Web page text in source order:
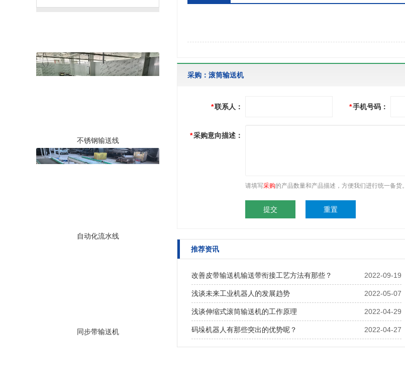
不锈钢输送线
自动化流水线
同步带输送机
采购：滚筒输送机
*联系人： *手机号码：
*采购意向描述：
请填写采购的产品数量和产品描述，方便我们进行统一备货。
推荐资讯
2022-09-19
改善皮带输送机输送带衔接工艺方法有那些？
2022-05-07
浅谈未来工业机器人的发展趋势
2022-04-29
浅谈伸缩式滚筒输送机的工作原理
2022-04-27
码垛机器人有那些突出的优势呢？